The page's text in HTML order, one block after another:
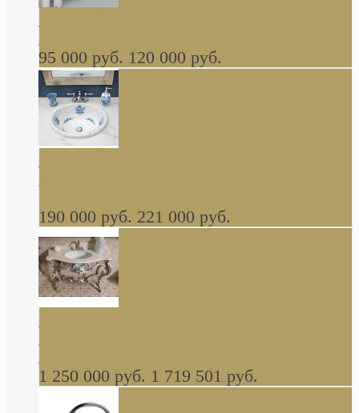
навесное КОМПЛЕКТ
95 000 руб. 120 000 руб.
Decorated Bathroom раковина овальная
встраиваемая для ванной с рисунком синяя
роза В НАЛИЧИИ
190 000 руб. 221 000 руб.
стиле барокко, из массива дерева, светло
коричневый матовый окрас + серебро
1 250 000 руб. 1 719 501 руб.